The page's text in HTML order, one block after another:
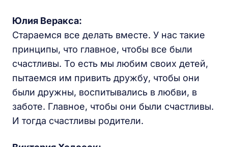
Юлия Веракса:
Стараемся все делать вместе. У нас такие
принципы, что главное, чтобы все были
счастливы. То есть мы любим своих детей,
пытаемся им привить дружбу, чтобы они
были дружны, воспитывались в любви, в
заботе. Главное, чтобы они были счастливы.
И тогда счастливы родители.